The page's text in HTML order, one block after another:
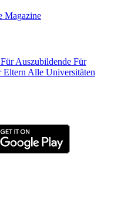
Magazine
Für Auszubildende Für
Eltern Alle Universitäten